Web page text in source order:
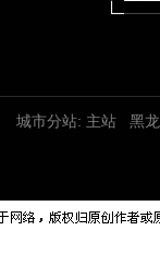
城市分站: 主站 黑